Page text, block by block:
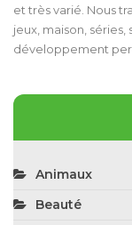
et très varié. Nous
jeux, maison,
développement
Animaux
Beauté